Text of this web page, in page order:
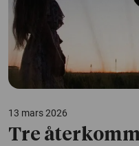
13 mars 2026
Tre